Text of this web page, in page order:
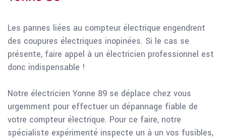
Les pannes liées au compteur électrique engendrent
des coupures électriques inopinées. Si le cas se
présente, faire appel à un électricien professionnel est
donc indispensable !
Notre électricien Yonne 89 se déplace chez vous
urgemment pour effectuer un dépannage fiable de
votre compteur électrique. Pour ce faire, notre
spécialiste expérimenté inspecte un à un vos fusibles,